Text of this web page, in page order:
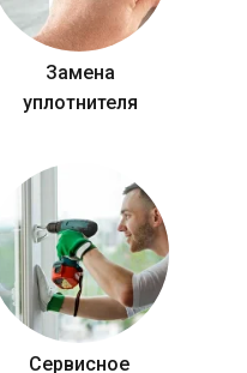
Замена
уплотнителя
Сервисное